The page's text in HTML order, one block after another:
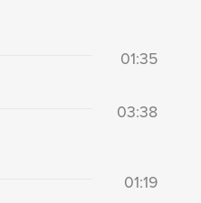
01:35
03:38
01:19